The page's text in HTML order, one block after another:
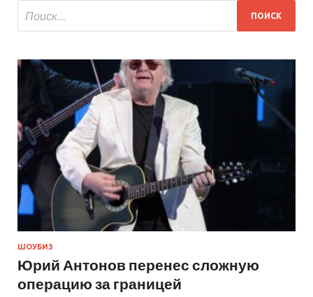
ШОУБИЗ
Юрий Антонов перенес сложную
операцию за границей